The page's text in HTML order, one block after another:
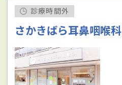
診療時間外
さかきばら耳鼻咽喉科